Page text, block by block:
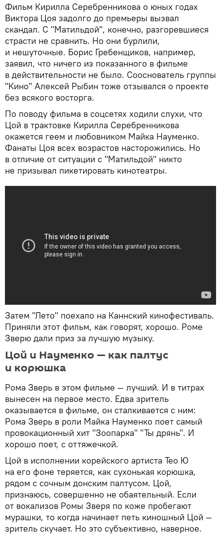
Фильм Кирилла Серебренникова о юных годах
Виктора Цоя задолго до премьеры вызвал
скандал. С "Матильдой", конечно, разгоревшиеся
страсти не сравнить. Но они бурлили,
и нешуточные. Борис Гребенщиков, например,
заявил, что ничего из показанного в фильме
в действительности не было. Сооснователь группы
"Кино" Алексей Рыбин тоже отзывался о проекте
без всякого восторга.
По поводу фильма в соцсетях ходили слухи, что
Цой в трактовке Кирилла Серебренникова
окажется геем и любовником Майка Науменко.
Фанаты Цоя всех возрастов насторожились. Но
в отличие от ситуации с "Матильдой" никто
не призывал пикетировать кинотеатры.
Затем "Лето" поехало на Каннский кинофестиваль.
Приняли этот фильм, как говорят, хорошо. Роме
Зверю дали приз за лучшую музыку.
Цой и Науменко — как палтус
и корюшка
Рома Зверь в этом фильме — лучший. И в титрах
вынесен на первое место. Едва зритель
оказывается в фильме, он сталкивается с ним:
Рома Зверь в роли Майка Науменко поет самый
провокационный хит "Зоопарка" "Ты дрянь". И
хорошо поет, с оттяжечкой.
Цой в исполнении корейского артиста Тео Ю
на его фоне теряется, как сухонькая корюшка,
рядом с сочным донским палтусом. Цой,
признаюсь, совершенно не обаятельный. Если
от вокализов Ромы Зверя по коже пробегают
мурашки, то когда начинает петь киношный Цой —
зритель скучает. Но это субъективно, наверное.